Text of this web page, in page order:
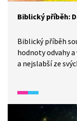
Biblický příběh:
Biblický příběh
hodnoty odvahy
a nejslabší ze